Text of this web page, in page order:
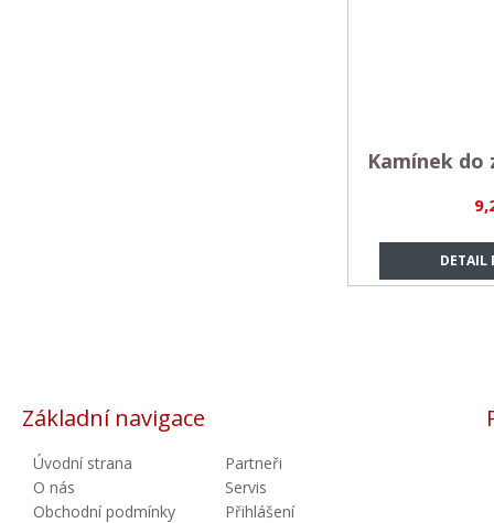
DETAIL
Kamínek do
Základní navigace
Úvodní strana
O nás
Obchodní podmínky
Partneři
Servis
Přihlášení